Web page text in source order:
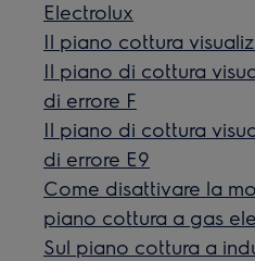
Electrolux
Il piano cottura
Il piano di cottura
di errore F
Il piano di cottura
di errore E9
Come disattivare la
piano cottura a gas
Sul piano cottura a